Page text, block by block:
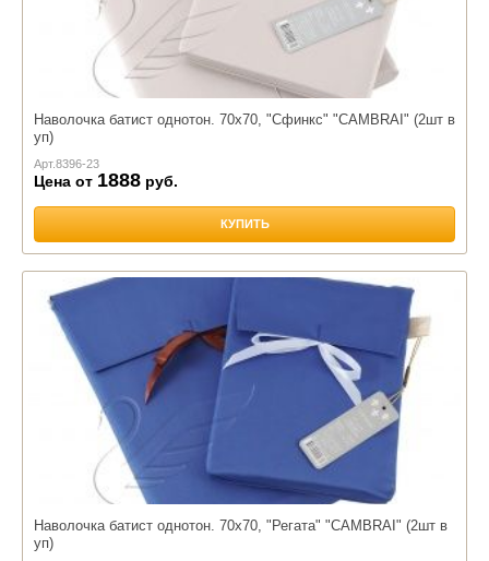
Наволочка батист однотон. 70х70, "Сфинкс" "CAMBRAI" (2шт в
уп)
Арт.8396-23
Цена от 1888 руб.
КУПИТЬ
Наволочка батист однотон. 70х70, "Регата" "CAMBRAI" (2шт в
уп)